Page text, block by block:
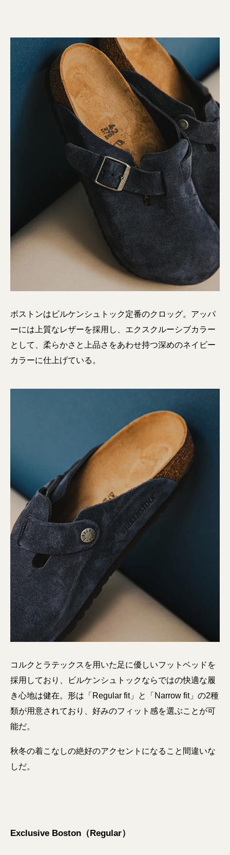
ボストンはビルケンシュトック定番のクロッグ。アッパ
ーには上質なレザーを採用し、エクスクルーシブカラー
として、柔らかさと上品さをあわせ持つ深めのネイビー
カラーに仕上げている。
コルクとラテックスを用いた足に優しいフットベッドを
採用しており、ビルケンシュトックならではの快適な履
き心地は健在。形は「Regular fit」と「Narrow fit」の2種
類が用意されており、好みのフィット感を選ぶことが可
能だ。
秋冬の着こなしの絶好のアクセントになること間違いな
しだ。
Exclusive Boston（Regular）